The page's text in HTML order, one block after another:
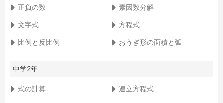
正負の数 素因数分解
文字式 方程式
比例と反比例 おうぎ形の面積と弧
中学2年
式の計算 連立方程式